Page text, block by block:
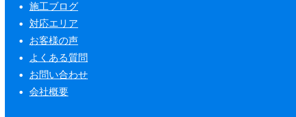
施工ブログ
対応エリア
お客様の声
よくある質問
お問い合わせ
会社概要